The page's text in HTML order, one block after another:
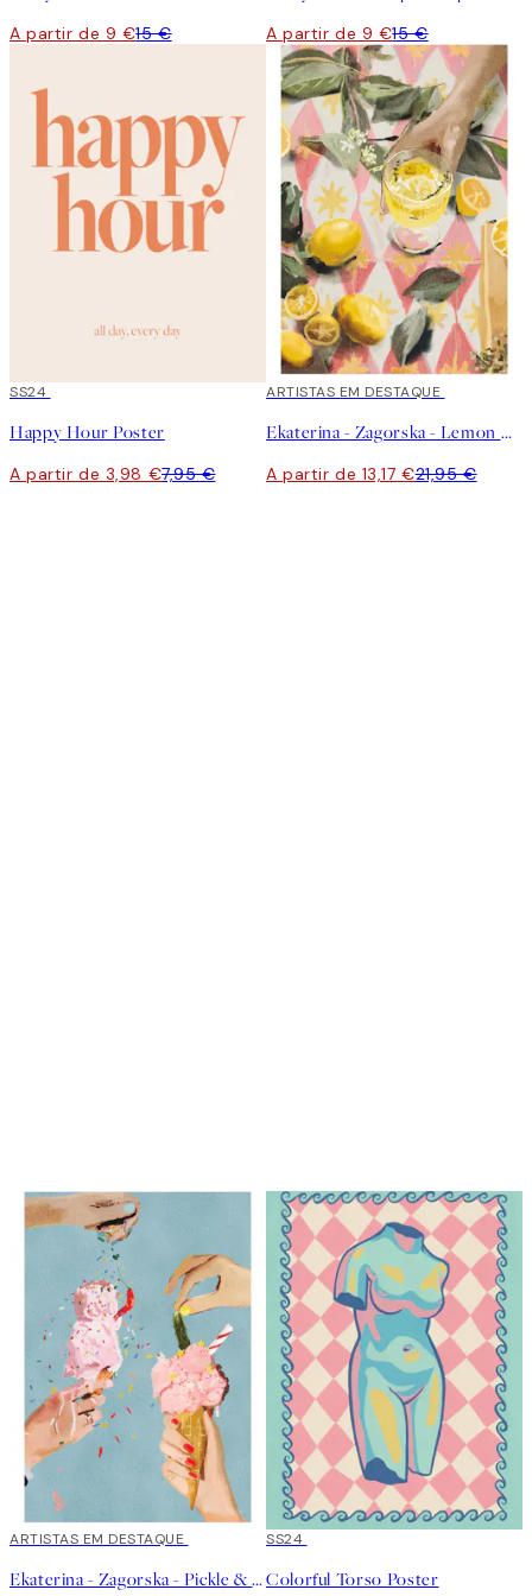
A partir de 9 €15 € A partir de 9 €15 €
50%*
SS24
Happy Hour Poster
A partir de 3,98 €7,95 €
40%*
ARTISTAS EM DESTAQUE
Ekaterina - Zagorska - Lemon Cocktail Poster
A partir de 13,17 €21,95 €
O loop está ativado
40%*
ARTISTAS EM DESTAQUE
Ekaterina - Zagorska - Pickle & Chili Ice Cream Poster
50%*
SS24
Colorful Torso Poster